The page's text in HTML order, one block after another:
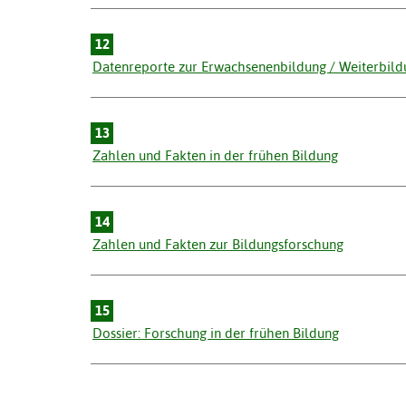
12
Datenreporte zur Erwachsenenbildung /
13
Zahlen und Fakten in der frühen Bildung
14
Zahlen und Fakten zur Bildungsforschung
15
Dossier: Forschung in der frühen Bildung